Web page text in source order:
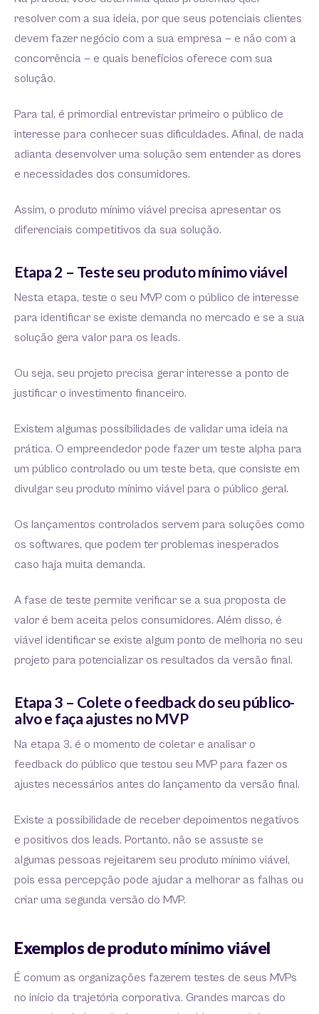
resolver com a sua ideia, por que seus potenciais clientes
devem fazer negócio com a sua empresa — e não com a
concorrência — e quais benefícios oferece com sua
solução.
Para tal, é primordial entrevistar primeiro o público de
interesse para conhecer suas dificuldades. Afinal, de nada
adianta desenvolver uma solução sem entender as dores
e necessidades dos consumidores.
Assim, o produto mínimo viável precisa apresentar os
diferenciais competitivos da sua solução.
Etapa 2 – Teste seu produto mínimo viável
Nesta etapa, teste o seu MVP com o público de interesse
para identificar se existe demanda no mercado e se a sua
solução gera valor para os leads.
Ou seja, seu projeto precisa gerar interesse a ponto de
justificar o investimento financeiro.
Existem algumas possibilidades de validar uma ideia na
prática. O empreendedor pode fazer um teste alpha para
um público controlado ou um teste beta, que consiste em
divulgar seu produto mínimo viável para o público geral.
Os lançamentos controlados servem para soluções como
os softwares, que podem ter problemas inesperados
caso haja muita demanda.
A fase de teste permite verificar se a sua proposta de
valor é bem aceita pelos consumidores. Além disso, é
viável identificar se existe algum ponto de melhoria no seu
projeto para potencializar os resultados da versão final.
Etapa 3 – Colete o feedback do seu público-
alvo e faça ajustes no MVP
Na etapa 3, é o momento de coletar e analisar o
feedback do público que testou seu MVP para fazer os
ajustes necessários antes do lançamento da versão final.
Existe a possibilidade de receber depoimentos negativos
e positivos dos leads. Portanto, não se assuste se
algumas pessoas rejeitarem seu produto mínimo viável,
pois essa percepção pode ajudar a melhorar as falhas ou
criar uma segunda versão do MVP.
Exemplos de produto mínimo viável
É comum as organizações fazerem testes de seus MVPs
no início da trajetória corporativa. Grandes marcas do